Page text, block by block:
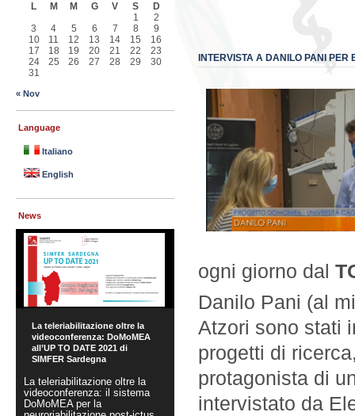
INTERVISTA A DANILO PANI PER
ogni giorno dal
Danilo Pani (al
Atzori sono stati
progetti di
protagonista di
intervistato da
L
M M G V S
D
1
2
3
4 5 6 7 8
9
10
11 12 13 14 15
16
17
18 19 20 21 22
23
24
25 26 27 28 29
30
31
« Nov
Language
Italiano
English
News
DoMoMEA Live
Demonstration at BioCAS
2021